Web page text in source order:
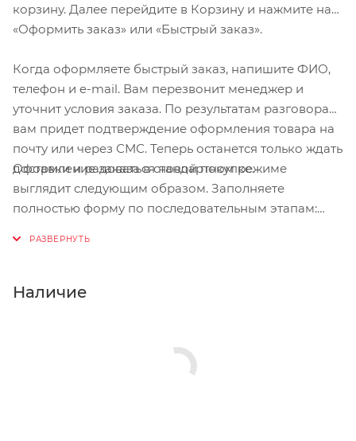
корзину. Далее перейдите в Корзину и нажмите на
«Оформить заказ» или «Быстрый заказ».
Когда оформляете быстрый заказ, напишите ФИО,
телефон и e-mail. Вам перезвонит менеджер и
уточнит условия заказа. По результатам разговора
вам придет подтверждение оформления товара на
почту или через СМС. Теперь останется только ждать
доставки и радоваться новой покупке.
Оформление заказа в стандартном режиме
выглядит следующим образом. Заполняете
полностью форму по последовательным этапам:
Нажмите кнопку «Оформить заказ».
Наличие